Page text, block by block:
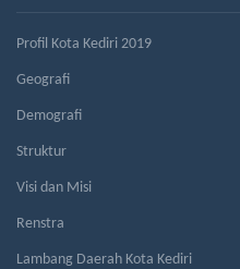
Profil Kota Kediri 2019
Geografi
Demografi
Struktur
Visi dan Misi
Renstra
Lambang Daerah Kota Kediri